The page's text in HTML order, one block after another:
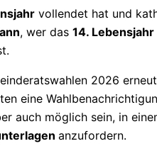
vollendet hat und
, wer das 14. Lebensjahr
2026
eine
auch möglich sein, in
anzufordern.